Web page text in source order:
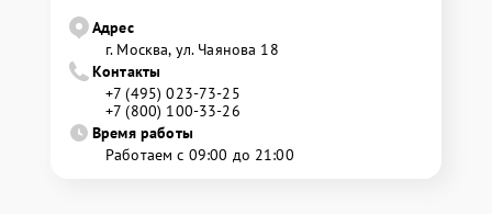
Адрес
г. Москва, ул. Чаянова 18
Контакты
+7 (495) 023-73-25
+7 (800) 100-33-26
Время работы
Работаем с 09:00 до 21:00